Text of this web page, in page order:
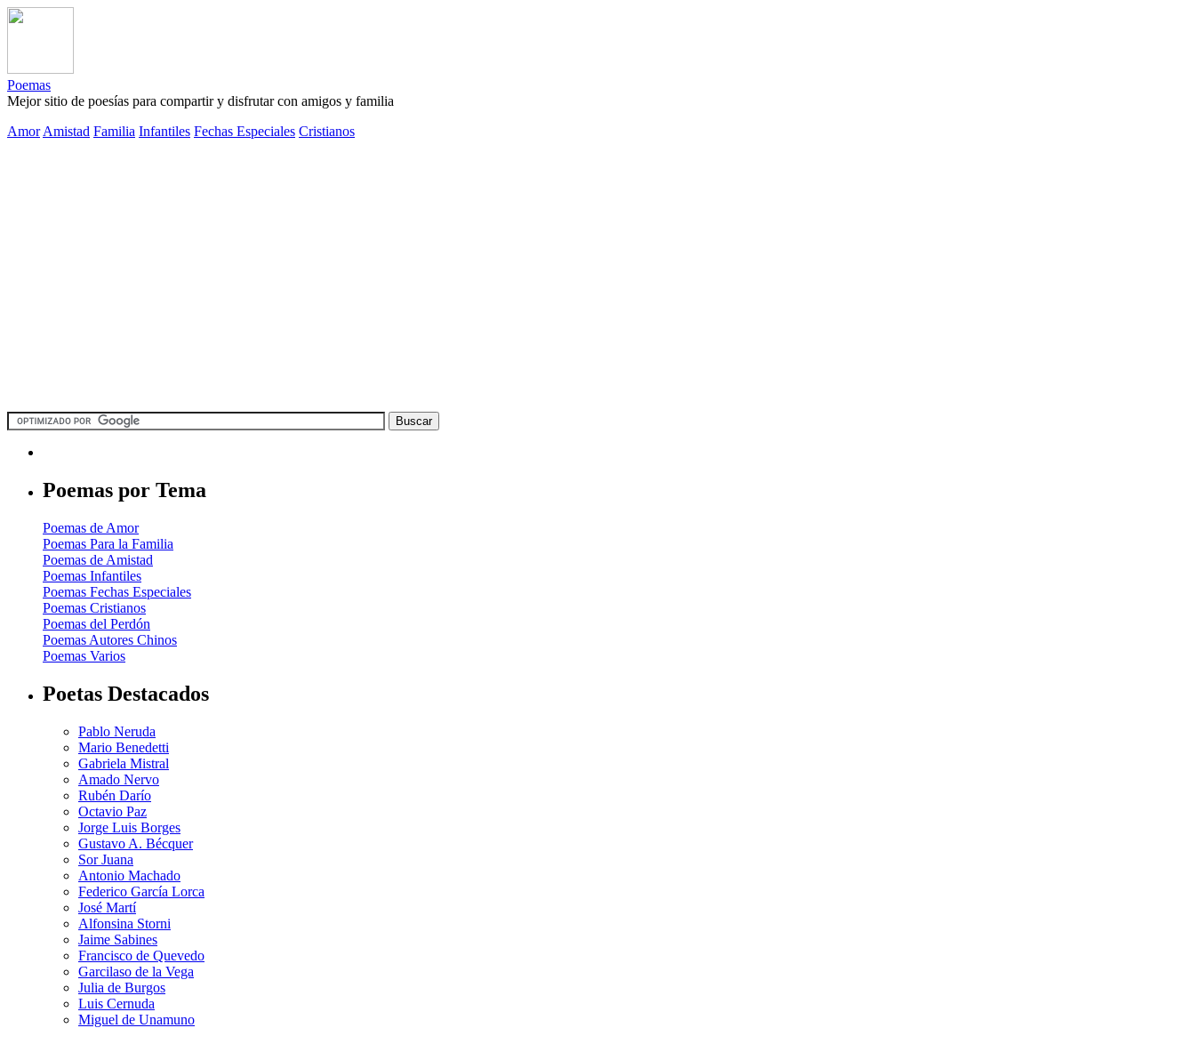
Poemas
Mejor sitio de poesías para compartir y disfrutar con amigos y familia
Amor Amistad Familia Infantiles Fechas Especiales Cristianos
Poemas por Tema
Poemas de Amor
Poemas Para la Familia
Poemas de Amistad
Poemas Infantiles
Poemas Fechas Especiales
Poemas Cristianos
Poemas del Perdón
Poemas Autores Chinos
Poemas Varios
Poetas Destacados
Pablo Neruda
Mario Benedetti
Gabriela Mistral
Amado Nervo
Rubén Darío
Octavio Paz
Jorge Luis Borges
Gustavo A. Bécquer
Sor Juana
Antonio Machado
Federico García Lorca
José Martí
Alfonsina Storni
Jaime Sabines
Francisco de Quevedo
Garcilaso de la Vega
Julia de Burgos
Luis Cernuda
Miguel de Unamuno